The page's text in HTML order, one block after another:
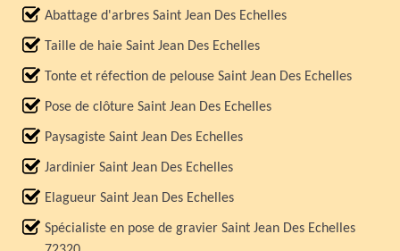
Abattage d'arbres Saint Jean Des Echelles
Taille de haie Saint Jean Des Echelles
Tonte et réfection de pelouse Saint Jean Des Echelles
Pose de clôture Saint Jean Des Echelles
Paysagiste Saint Jean Des Echelles
Jardinier Saint Jean Des Echelles
Elagueur Saint Jean Des Echelles
Spécialiste en pose de gravier Saint Jean Des Echelles